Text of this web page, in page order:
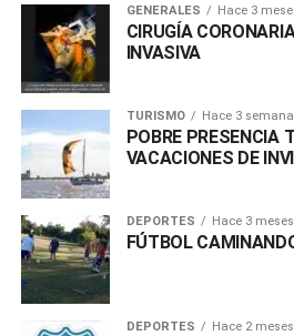
GENERALES Hace 3
CIRUGÍA
INVASIVA
TURISMO Hace 3
POBRE PRESENCIA
VACACIONES DE
DEPORTES Hace 3 meses
FÚTBOL
DEPORTES Hace 2 meses